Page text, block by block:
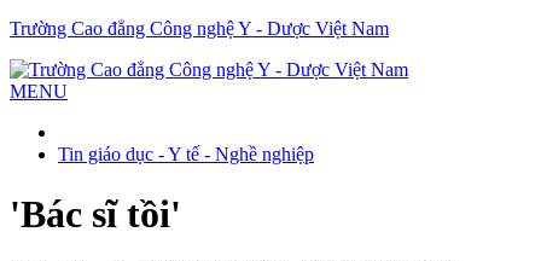
Trường Cao đẳng Công nghệ Y - Dược Việt Nam
MENU
Tin giáo dục - Y tế - Nghề nghiệp
'Bác sĩ tồi'